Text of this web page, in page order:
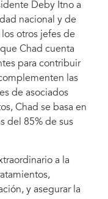
Deby Itno a
nacional y de
otros jefes de
Chad cuenta
para contribuir
las
de asociados
Chad se basa en
del 85% de sus
a la
y asegurar la